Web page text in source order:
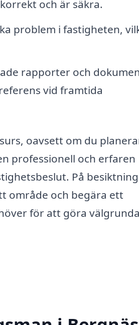
och är säkra.
problem i fastigheten,
rapporter och
vid framtida
oavsett om du
professionell och erfaren
På
område och begära ett
för att göra